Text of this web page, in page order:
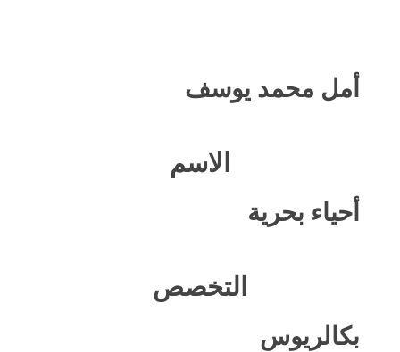
أمل محمد يوسف
الاسم
أحياء بحرية
التخصص
بكالريوس